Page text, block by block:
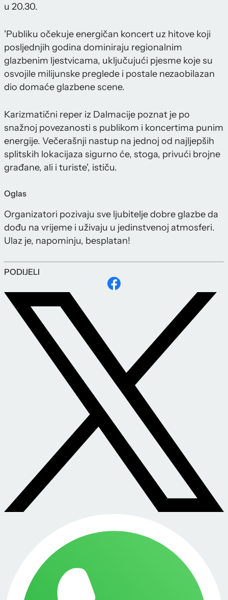
u 20.30.
'Publiku očekuje energičan koncert uz hitove koji
posljednjih godina dominiraju regionalnim
glazbenim ljestvicama, uključujući pjesme koje su
osvojile milijunske preglede i postale nezaobilazan
dio domaće glazbene scene.
Karizmatični reper iz Dalmacije poznat je po
snažnoj povezanosti s publikom i koncertima punim
energije. Večerašnji nastup na jednoj od najljepših
splitskih lokacijaza sigurno će, stoga, privući brojne
građane, ali i turiste', ističu.
Oglas
Organizatori pozivaju sve ljubitelje dobre glazbe da
dođu na vrijeme i uživaju u jedinstvenoj atmosferi.
Ulaz je, napominju, besplatan!
PODIJELI